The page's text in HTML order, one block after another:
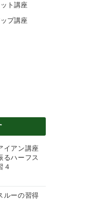
ト講座
プ講座
イアン講座
ハーフス
４
ルーの習得